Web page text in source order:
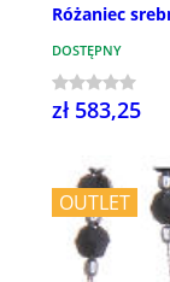
Różaniec
DOSTĘPNY
zł 583,25
OUTLET